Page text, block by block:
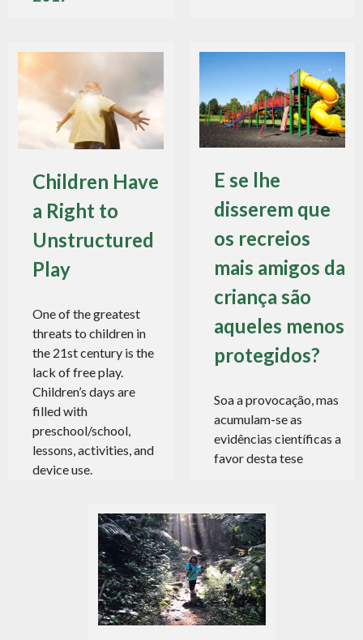
Children Have
a Right to
Unstructured
Play
One of the greatest
threats to children in
the 21st century is the
lack of free play.
Children’s days are
filled with
preschool/school,
lessons, activities, and
device use.
E se lhe
disserem que
os recreios
mais amigos da
criança são
aqueles menos
protegidos?
Soa a provocação, mas
acumulam-se as
evidências científicas a
favor desta tese